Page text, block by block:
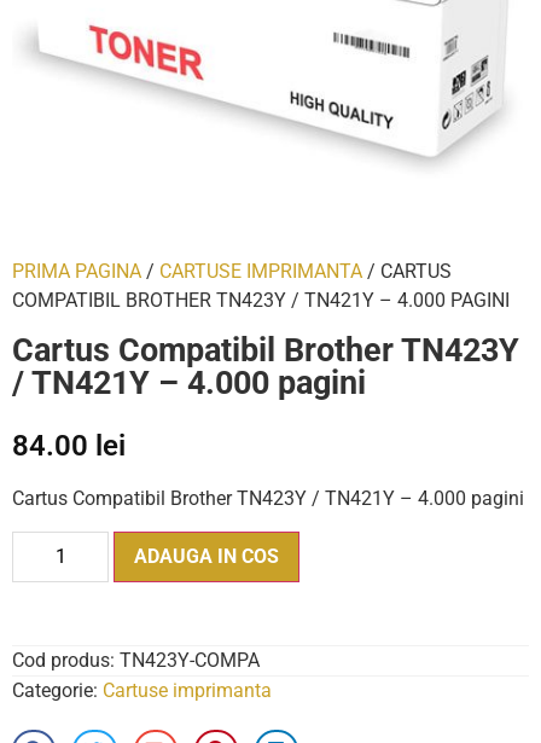
PRIMA PAGINA / CARTUSE IMPRIMANTA / CARTUS
COMPATIBIL BROTHER TN423Y / TN421Y – 4.000 PAGINI
Cartus Compatibil Brother TN423Y
/ TN421Y – 4.000 pagini
84.00 lei
Cartus Compatibil Brother TN423Y / TN421Y – 4.000 pagini
ADAUGA IN COS
Cod produs: TN423Y-COMPA
Categorie: Cartuse imprimanta